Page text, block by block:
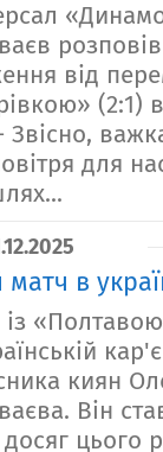
від
(2:1)
Звісно,
для
в
киян
Він
цього